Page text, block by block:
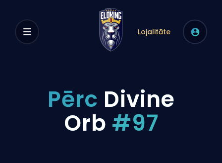
Lojalitāte
Pērc Divine
Orb #97